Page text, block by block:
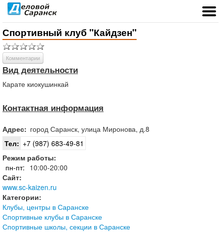
Спортивный клуб "Кайдзен"
Комментарии
Вид деятельности
Карате киокушинкай
Контактная информация
Адрес: город Саранск, улица Миронова, д.8
Тел: +7 (987) 683-49-81
Режим работы:
пн-пт: 10:00-20:00
Сайт:
www.sc-kaizen.ru
Категории:
Клубы, центры в Саранске
Спортивные клубы в Саранске
Спортивные школы, секции в Саранске